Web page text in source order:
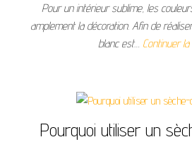
Pour un intérieur sublime, les
amplement la décoration. Afin de
blanc est… Continuer
Pourquoi utiliser un